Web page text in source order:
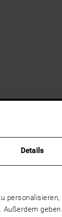
Details
N08